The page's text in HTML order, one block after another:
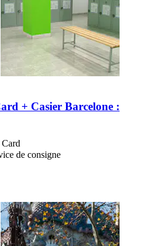
+ Casier Barcelone :
de consigne